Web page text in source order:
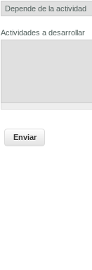
Actividades a desarrollar